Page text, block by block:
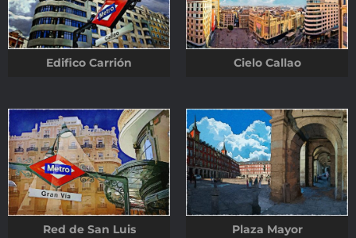
Edifico Carrión Cielo Callao
Red de San Luis Plaza Mayor